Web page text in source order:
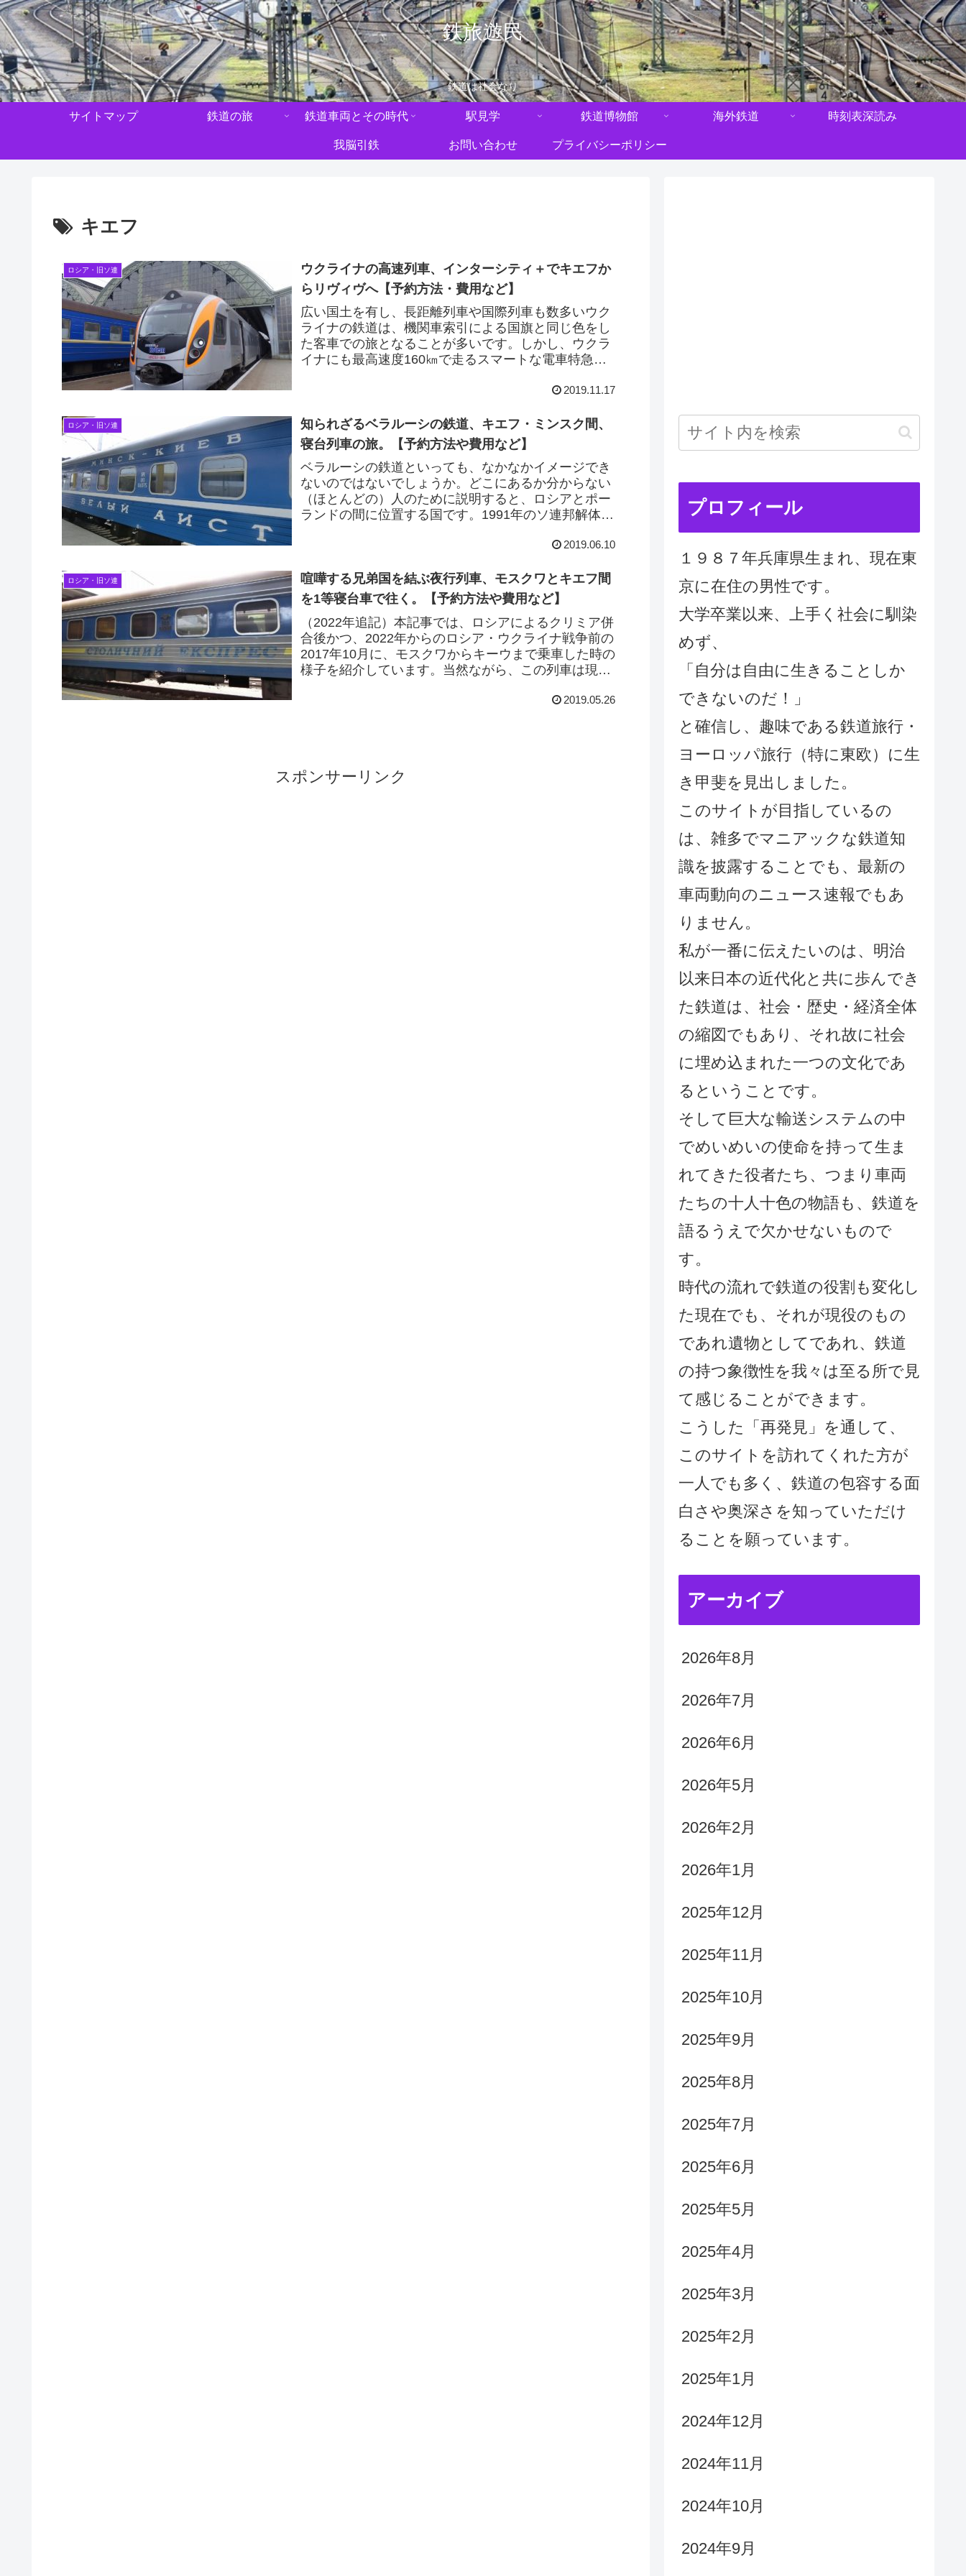
鉄旅遊民
鉄道は社会なり
サイトマップ 鉄道の旅 鉄道車両とその時代 駅見学 鉄道博物館 海外鉄道 時刻表深読み
我脳引鉄 お問い合わせ プライバシーポリシー
キエフ
ロシア・旧ソ連
ウクライナの高速列車、インターシティ＋でキエフか
らリヴィヴへ【予約方法・費用など】
広い国土を有し、長距離列車や国際列車も数多いウク
ライナの鉄道は、機関車索引による国旗と同じ色をし
た客車での旅となることが多いです。しかし、ウクラ
イナにも最高速度160㎞で走るスマートな電車特急
2019.11.17
ロシア・旧ソ連
知られざるベラルーシの鉄道、キエフ・ミンスク間、
寝台列車の旅。【予約方法や費用など】
ベラルーシの鉄道といっても、なかなかイメージでき
ないのではないでしょうか。どこにあるか分からない
（ほとんどの）人のために説明すると、ロシアとポー
ランドの間に位置する国です。1991年のソ連邦解体に
2019.06.10
ロシア・旧ソ連
喧嘩する兄弟国を結ぶ夜行列車、モスクワとキエフ間
を1等寝台車で往く。【予約方法や費用など】
（2022年追記）本記事では、ロシアによるクリミア併
合後かつ、2022年からのロシア・ウクライナ戦争前の
2017年10月に、モスクワからキーウまで乗車した時の
様子を紹介しています。当然ながら、この列車は現在
2019.05.26
スポンサーリンク
プロフィール
１９８７年兵庫県生まれ、現在東
京に在住の男性です。
大学卒業以来、上手く社会に馴染
めず、
「自分は自由に生きることしか
できないのだ！」
と確信し、趣味である鉄道旅行・
ヨーロッパ旅行（特に東欧）に生
き甲斐を見出しました。
このサイトが目指しているの
は、雑多でマニアックな鉄道知
識を披露することでも、最新の
車両動向のニュース速報でもあ
りません。
私が一番に伝えたいのは、明治
以来日本の近代化と共に歩んでき
た鉄道は、社会・歴史・経済全体
の縮図でもあり、それ故に社会
に埋め込まれた一つの文化であ
るということです。
そして巨大な輸送システムの中
でめいめいの使命を持って生ま
れてきた役者たち、つまり車両
たちの十人十色の物語も、鉄道を
語るうえで欠かせないもので
す。
時代の流れで鉄道の役割も変化し
た現在でも、それが現役のもの
であれ遺物としてであれ、鉄道
の持つ象徴性を我々は至る所で見
て感じることができます。
こうした「再発見」を通して、
このサイトを訪れてくれた方が
一人でも多く、鉄道の包容する面
白さや奥深さを知っていただけ
ることを願っています。
アーカイブ
2026年8月
2026年7月
2026年6月
2026年5月
2026年2月
2026年1月
2025年12月
2025年11月
2025年10月
2025年9月
2025年8月
2025年7月
2025年6月
2025年5月
2025年4月
2025年3月
2025年2月
2025年1月
2024年12月
2024年11月
2024年10月
2024年9月